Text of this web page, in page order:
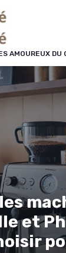
AMOUREUX DU
et
cookies